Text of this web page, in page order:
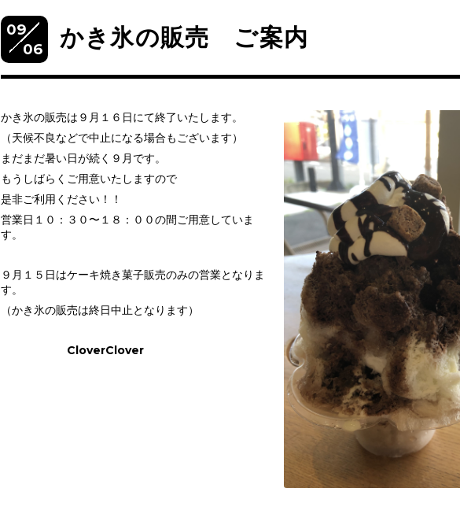
09
06
かき氷の販売 ご案内
かき氷の販売は９月１６日にて終了いたします。
（天候不良などで中止になる場合もございます）
まだまだ暑い日が続く９月です。
もうしばらくご用意いたしますので
是非ご利用ください！！
営業日１０：３０〜１８：００の間ご用意していま
す。
９月１５日はケーキ焼き菓子販売のみの営業となりま
す。
（かき氷の販売は終日中止となります）
CloverClover